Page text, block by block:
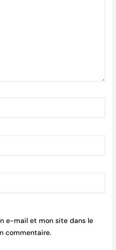
e-mail et mon site dans le
commentaire.